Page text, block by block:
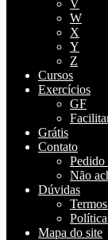
V
W
X
Y
Z
Cursos
Exercícios
GF
Grátis
Contato
Pedido
Não
Dúvidas
Mapa do site